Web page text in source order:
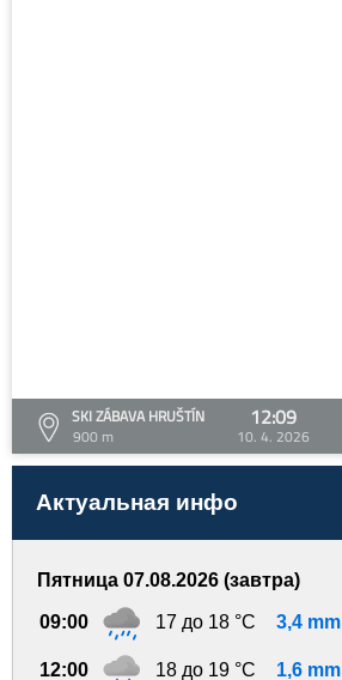
SKI ZÁBAVA HRUŠTÍN
900 m
12:09
10. 4. 2026
Актуальная инфо
Пятница 07.08.2026 (завтра)
09:00 17 до 18 °C 3,4 mm
12:00 18 до 19 °C 1,6 mm